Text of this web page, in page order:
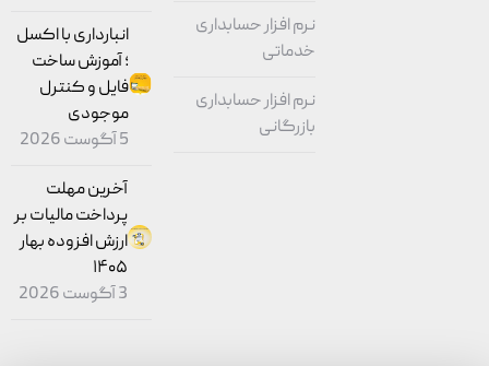
نرم افزار حسابداری
خدماتی
نرم افزار حسابداری
بازرگانی
انبارداری با اکسل
؛ آموزش ساخت
فایل و کنترل
موجودی
5 آگوست 2026
آخرین مهلت
پرداخت مالیات بر
ارزش افزوده بهار
۱۴۰۵
3 آگوست 2026